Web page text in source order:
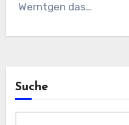
Werntgen das…
Suche